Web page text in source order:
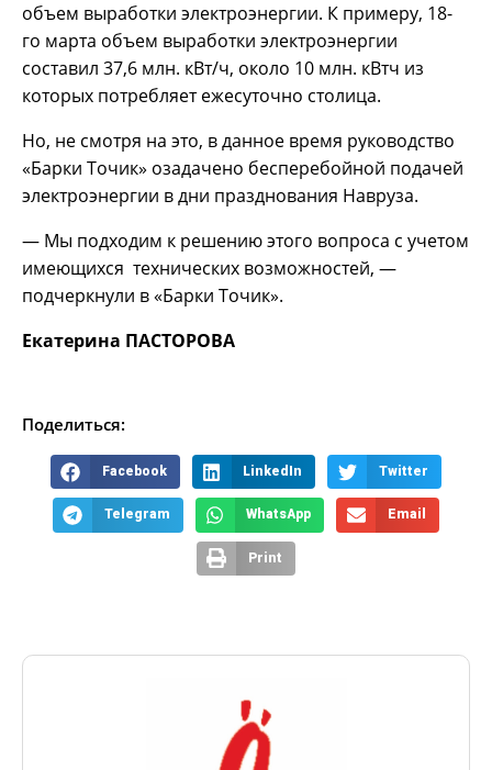
объем выработки электроэнергии. К примеру, 18-
го марта объем выработки электроэнергии
составил 37,6 млн. кВт/ч, около 10 млн. кВтч из
которых потребляет ежесуточно столица.
Но, не смотря на это, в данное время руководство
«Барки Точик» озадачено бесперебойной подачей
электроэнергии в дни празднования Навруза.
— Мы подходим к решению этого вопроса с учетом
имеющихся технических возможностей, —
подчеркнули в «Барки Точик».
Екатерина ПАСТОРОВА
Поделиться:
Facebook LinkedIn Twitter
Telegram WhatsApp Email
Print